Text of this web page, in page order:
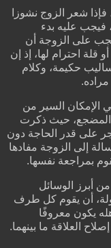
شعر الزوج نشوزا
فيجب عليه بدء
يجب على الزوجة أن
احترام لها، إذ إن
حكيمة، وكلام
الإمكان السير من
المضجع، حيث ذكرت
على قدر الحاجة دون
إلى الزوجة مفادها
بمراجعة نفسها.
أبرز الوسائل
أن يقوم كل طرف
يكون معروفًا
العلاقة ما بينهما.